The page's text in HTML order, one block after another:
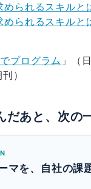
られるスキルと
られるスキルと
プログラム 」（
）
だあと、次の
マを、自社の課